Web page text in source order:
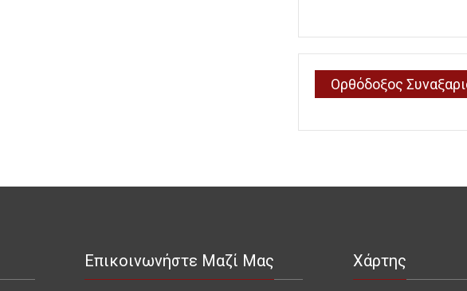
Ορθόδοξος
Επικοινωνήστε Μαζί Μας Χάρτης